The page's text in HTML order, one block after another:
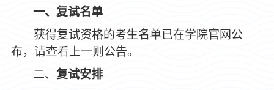
一、 复试名单
获得复试资格的考生名单已在学院官网 公
布，请查看上一则公告。
二、 复试安排